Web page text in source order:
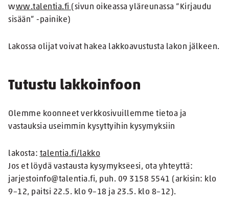
www.talentia.fi (sivun oikeassa yläreunassa “Kirjaudu
sisään” -painike)
Lakossa olijat voivat hakea lakkoavustusta lakon jälkeen.
Tutustu lakkoinfoon
Olemme koonneet verkkosivuillemme tietoa ja
vastauksia useimmin kysyttyihin kysymyksiin
lakosta: talentia.fi/lakko
Jos et löydä vastausta kysymykseesi, ota yhteyttä:
jarjestoinfo@talentia.fi, puh. 09 3158 5541 (arkisin: klo
9–12, paitsi 22.5. klo 9–18 ja 23.5. klo 8–12).